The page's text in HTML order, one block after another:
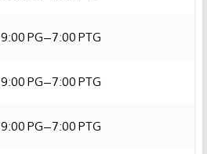
9:00 PG–7:00 PTG
9:00 PG–7:00 PTG
9:00 PG–7:00 PTG